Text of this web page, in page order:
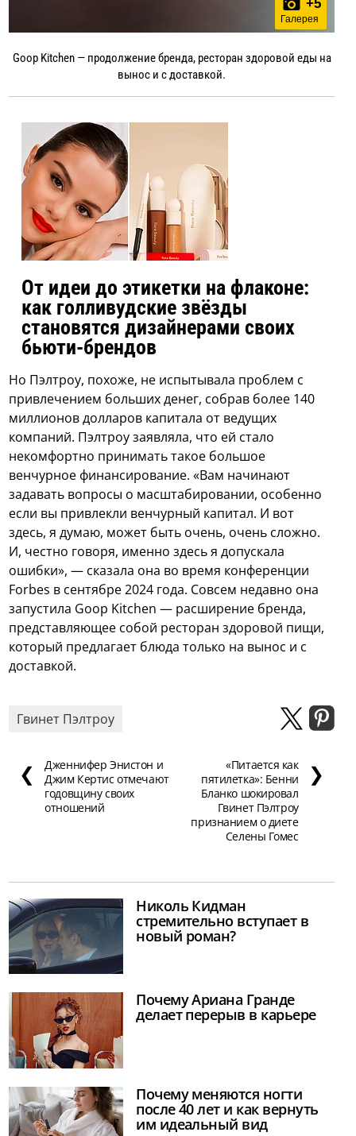
+5
Галерея
Goop Kitchen — продолжение бренда, ресторан здоровой еды на
вынос и с доставкой.
От идеи до этикетки на флаконе:
как голливудские звёзды
становятся дизайнерами своих
бьюти-брендов
Но Пэлтроу, похоже, не испытывала проблем с
привлечением больших денег, собрав более 140
миллионов долларов капитала от ведущих
компаний. Пэлтроу заявляла, что ей стало
некомфортно принимать такое большое
венчурное финансирование. «Вам начинают
задавать вопросы о масштабировании, особенно
если вы привлекли венчурный капитал. И вот
здесь, я думаю, может быть очень, очень сложно.
И, честно говоря, именно здесь я допускала
ошибки», — сказала она во время конференции
Forbes в сентябре 2024 года. Совсем недавно она
запустила Goop Kitchen — расширение бренда,
представляющее собой ресторан здоровой пищи,
который предлагает блюда только на вынос и с
доставкой.
Гвинет Пэлтроу
❮
Дженнифер Энистон и
Джим Кертис отмечают
годовщину своих
отношений
«Питается как
пятилетка»: Бенни
Бланко шокировал
Гвинет Пэлтроу
признанием о диете
Селены Гомес
❯
Николь Кидман
стремительно вступает в
новый роман?
Почему Ариана Гранде
делает перерыв в карьере
Почему меняются ногти
после 40 лет и как вернуть
им идеальный вид